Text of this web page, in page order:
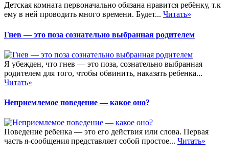
Детская комната первоначально обязана нравится ребёнку, т.к
ему в ней проводить много времени. Будет... Читать»
Гнев — это поза сознательно выбранная родителем
Я убежден, что гнев — это поза, сознательно выбранная
родителем для того, чтобы обвинить, наказать ребенка...
Читать»
Неприемлемое поведение — какое оно?
Поведение ребенка — это его действия или слова. Первая
часть я-сообщения представляет собой простое... Читать»